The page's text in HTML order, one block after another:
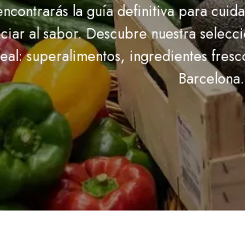
la guía definitiva para
al sabor. Descubre nuestra
superalimentos, ingredientes
Barcelona.